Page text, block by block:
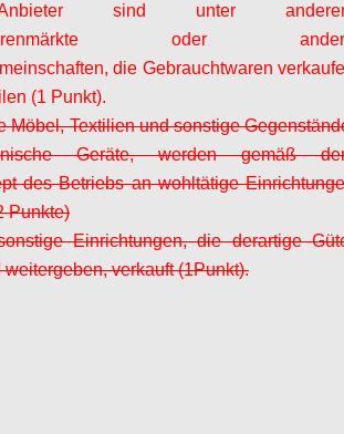
sind unter
oder
die Gebrauchtwaren
(1 Punkt).
Möbel, Textilien und sonstige
Geräte, werden gemäß
des Betriebs an wohltätige
Punkte)
Einrichtungen, die derartige
verkauft (1Punkt).